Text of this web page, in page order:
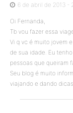
6 de abril de 2013 -
Oi Fernanda,
Tb vou fazer essa
Vi q vc é muito jovem
de sua idade. Eu
pessoas que queiram
Seu blog é muito
viajando e dando